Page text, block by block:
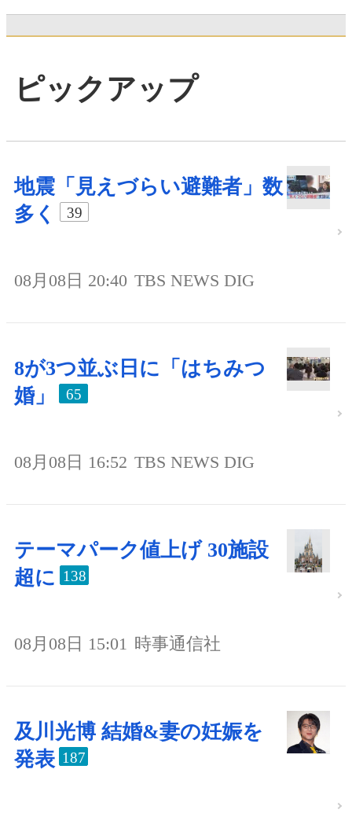
ピックアップ
地震「見えづらい避難者」数
多く
39
08月08日 20:40 TBS NEWS DIG
8が3つ並ぶ日に「はちみつ
婚」
65
08月08日 16:52 TBS NEWS DIG
テーマパーク値上げ 30施設
超に 138
08月08日 15:01 時事通信社
及川光博 結婚&妻の妊娠を
発表 187